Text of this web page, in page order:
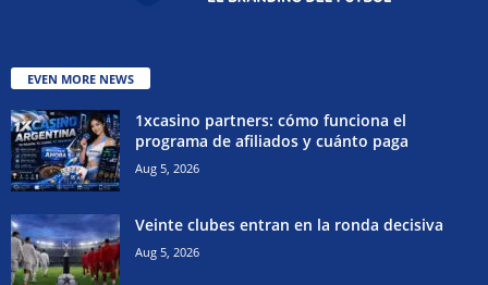
EVEN MORE NEWS
1xcasino partners: cómo funciona el
programa de afiliados y cuánto paga
Aug 5, 2026
Veinte clubes entran en la ronda decisiva
Aug 5, 2026